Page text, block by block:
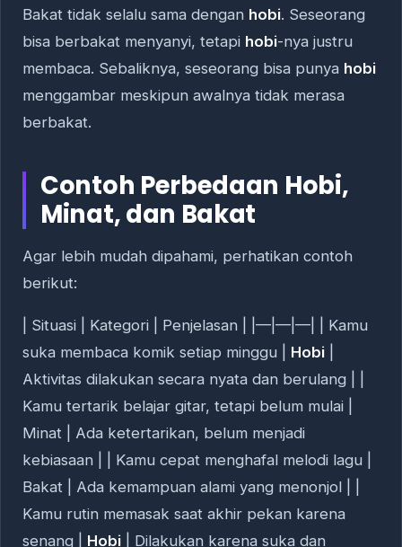
Bakat tidak selalu sama dengan hobi. Seseorang
bisa berbakat menyanyi, tetapi hobi-nya justru
membaca. Sebaliknya, seseorang bisa punya hobi
menggambar meskipun awalnya tidak merasa
berbakat.
Contoh Perbedaan Hobi,
Minat, dan Bakat
Agar lebih mudah dipahami, perhatikan contoh
berikut:
| Situasi | Kategori | Penjelasan | |—|—|—| | Kamu
suka membaca komik setiap minggu | Hobi
Aktivitas dilakukan secara nyata dan berulang | |
Kamu tertarik belajar gitar, tetapi belum mulai |
Minat | Ada ketertarikan, belum menjadi
kebiasaan | | Kamu cepat menghafal melodi lagu |
Bakat | Ada kemampuan alami yang menonjol | |
Kamu rutin memasak saat akhir pekan karena
senang | Hobi | Dilakukan karena suka dan